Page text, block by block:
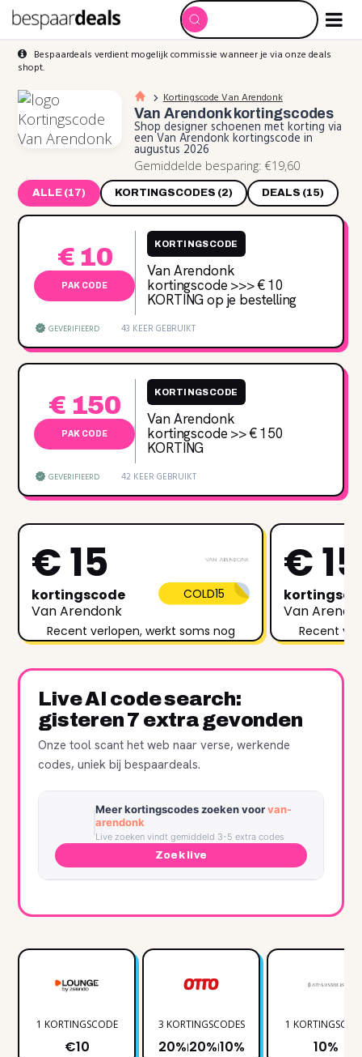
Bespaardeals verdient mogelijk commissie wanneer je via onze deals
shopt.
Kortingscode Van Arendonk
Van Arendonk kortingscodes
Shop designer schoenen met korting via
een Van Arendonk kortingscode in
augustus 2026
Gemiddelde besparing: €19,60
ALLE (17) KORTINGSCODES (2) DEALS (15)
€ 10
PAK CODE
KORTINGSCODE
Van Arendonk
kortingscode >>> € 10
KORTING op je bestelling
GEVERIFIEERD 43 KEER GEBRUIKT
€ 150
PAK CODE
KORTINGSCODE
Van Arendonk
kortingscode >> € 150
KORTING
GEVERIFIEERD 42 KEER GEBRUIKT
€ 15
kortingscode
Van Arendonk
COLD15
Recent verlopen, werkt soms nog
€ 15
Van
Recent
Live AI code search:
gisteren 7 extra gevonden
Onze tool scant het web naar verse, werkende
codes, uniek bij bespaardeals.
Meer kortingscodes zoeken voorvan-
arendonk
Live zoeken vindt gemiddeld 3-5 extra codes
Zoek live
1 KORTINGSCODE
€10
3 KORTINGSCODES
20%|20%|10%
1
10%